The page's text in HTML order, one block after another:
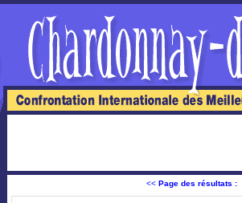
<< Page des résultats :